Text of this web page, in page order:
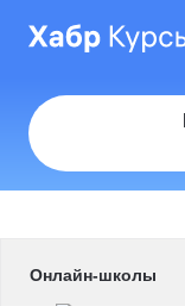
Онлайн-школы